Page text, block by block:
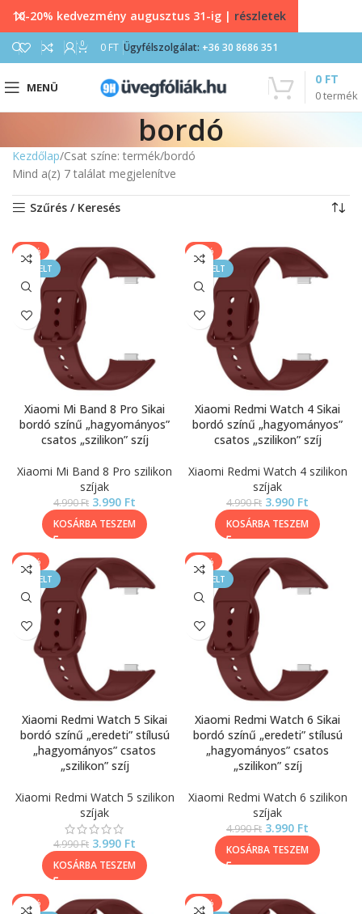
0 0 FT Ügyfélszolgálat: +36 30 8686 351
MENÜ
0termék
0 FT
bordó
Kezdőlap Csat színe: termék bordó
Mind a(z) 7 találat megjelenítve
Szűrés / Keresés
-20%
KIEMELT
Xiaomi Mi Band 8 Pro Sikai
bordó színű „hagyományos”
csatos „szilikon” szíj
Xiaomi Mi Band 8 Pro szilikon
szíjak
4.990Ft 3.990 Ft
KOSÁRBA TESZEM
-20%
KIEMELT
Xiaomi Redmi Watch 4 Sikai
bordó színű „hagyományos”
csatos „szilikon” szíj
Xiaomi Redmi Watch 4 szilikon
szíjak
4.990Ft 3.990 Ft
KOSÁRBA TESZEM
-20%
KIEMELT
Xiaomi Redmi Watch 5 Sikai
bordó színű „eredeti” stílusú
„hagyományos” csatos
„szilikon” szíj
Xiaomi Redmi Watch 5 szilikon
szíjak
4.990Ft 3.990 Ft
KOSÁRBA TESZEM
-20%
KIEMELT
Xiaomi Redmi Watch 6 Sikai
bordó színű „eredeti” stílusú
„hagyományos” csatos
„szilikon” szíj
Xiaomi Redmi Watch 6 szilikon
szíjak
4.990Ft 3.990 Ft
KOSÁRBA TESZEM
-20%
-20%
10-20% kedvezmény augusztus 31-ig | részletek